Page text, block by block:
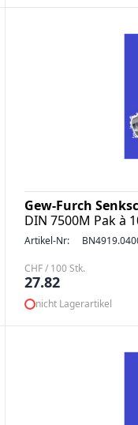
Gew-Furch
DIN 7500M Pak à
Artikel-Nr:
CHF / 100 Stk.
27.82
nicht Lagerartikel